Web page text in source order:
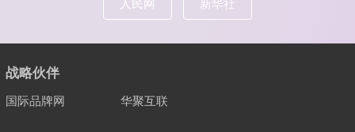
人民网 新华社
战略伙伴
国际品牌网 华聚互联